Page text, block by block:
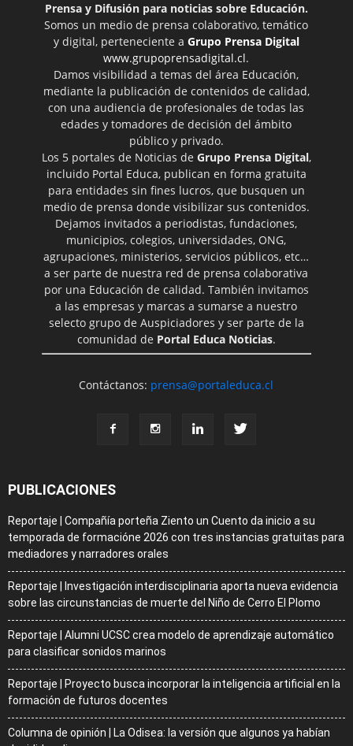
Prensa y Difusión para noticias sobre Educación.
Somos un medio de prensa colaborativo, temático
y digital, perteneciente a Grupo Prensa Digital
www.grupoprensadigital.cl.
Damos visibilidad a temas del área Educación,
mediante la publicación de contenidos de calidad,
con una audiencia de profesionales de todas las
edades y tomadores de decisión del ámbito
público y privado.
Los 5 portales de Noticias de Grupo Prensa Digital,
incluido Portal Educa, publican en forma gratuita
para entidades sin fines lucros, que busquen un
medio de prensa donde visibilizar sus contenidos.
Dejamos invitados a periodistas, fundaciones,
municipios, colegios, universidades, ONG,
agrupaciones, ministerios, servicios públicos, etc…
a ser parte de nuestra red de prensa colaborativa
por una Educación de calidad. También invitamos
a las empresas y marcas a sumarse a nuestro
selecto grupo de Auspiciadores y ser parte de la
comunidad de Portal Educa Noticias.
Contáctanos: prensa@portaleduca.cl
PUBLICACIONES
Reportaje | Compañía porteña Ziento un Cuento da inicio a su
temporada de formacióne 2026 con tres instancias gratuitas para
mediadores y narradores orales
Reportaje | Investigación interdisciplinaria aporta nueva evidencia
sobre las circunstancias de muerte del Niño de Cerro El Plomo
Reportaje | Alumni UCSC crea modelo de aprendizaje automático
para clasificar sonidos marinos
Reportaje | Proyecto busca incorporar la inteligencia artificial en la
formación de futuros docentes
Columna de opinión | La Odisea: la versión que algunos ya habían